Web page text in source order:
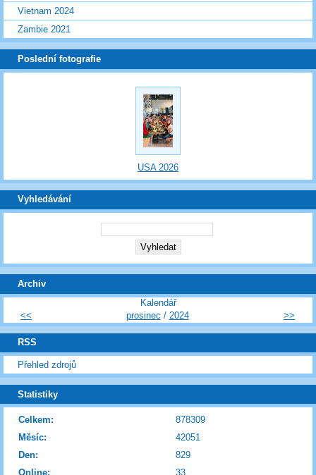
Vietnam 2024
Zambie 2021
Poslední fotografie
USA 2026
Vyhledávání
Archiv
Kalendář
<<
prosinec / 2024 >>
RSS
Přehled zdrojů
Statistiky
Online: 33
Celkem:
878309
Měsíc:
42051
Den:
829